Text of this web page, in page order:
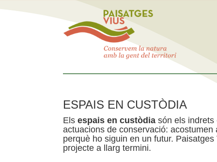
ESPAIS EN CUSTÒDIA
Els espais en custòdia són els indrets
actuacions de conservació:
perquè ho siguin en un futur.
projecte a llarg termini.